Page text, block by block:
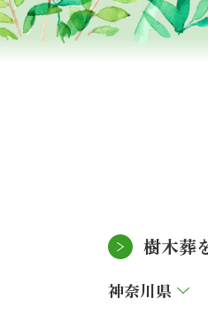
樹木葬
神奈川県